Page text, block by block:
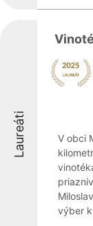
Laureáti
V obci
výber